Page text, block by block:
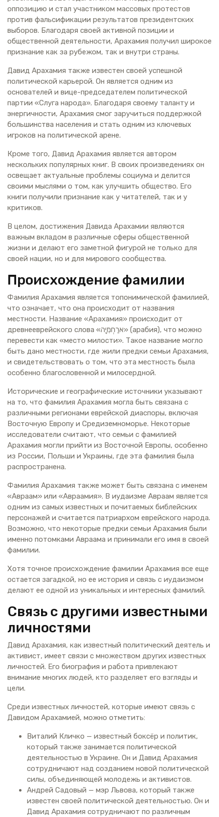
оппозицию и стал участником массовых протестов
против фальсификации результатов президентских
выборов. Благодаря своей активной позиции и
общественной деятельности, Арахамия получил широкое
признание как за рубежом, так и внутри страны.
Давид Арахамия также известен своей успешной
политической карьерой. Он является одним из
основателей и вице-председателем политической
партии «Слуга народа». Благодаря своему таланту и
энергичности, Арахамия смог заручиться поддержкой
большинства населения и стать одним из ключевых
игроков на политической арене.
Кроме того, Давид Арахамия является автором
нескольких популярных книг. В своих произведениях он
освещает актуальные проблемы социума и делится
своими мыслями о том, как улучшить общество. Его
книги получили признание как у читателей, так и у
критиков.
В целом, достижения Давида Арахамии являются
важным вкладом в различные сферы общественной
жизни и делают его заметной фигурой не только для
своей нации, но и для мирового сообщества.
Происхождение фамилии
Фамилия Арахамия является топонимической фамилией,
что означает, что она происходит от названия
местности. Название «Арахамия» происходит от
древнееврейского слова «ארַחְמִיָה» (арабия), что можно
перевести как «место милости». Такое название могло
быть дано местности, где жили предки семьи Арахамия,
и свидетельствовать о том, что эта местность была
особенно благословенной и милосердной.
Исторические и географические источники указывают
на то, что фамилия Арахамия могла быть связана с
различными регионами еврейской диаспоры, включая
Восточную Европу и Средиземноморье. Некоторые
исследователи считают, что семьи с фамилией
Арахамия могли прийти из Восточной Европы, особенно
из России, Польши и Украины, где эта фамилия была
распространена.
Фамилия Арахамия также может быть связана с именем
«Авраам» или «Авраамия». В иудаизме Авраам является
одним из самых известных и почитаемых библейских
персонажей и считается патриархом еврейского народа.
Возможно, что некоторые предки семьи Арахамия были
именно потомками Авраама и принимали его имя в своей
фамилии.
Хотя точное происхождение фамилии Арахамия все еще
остается загадкой, но ее история и связь с иудаизмом
делают ее одной из уникальных и интересных фамилий.
Связь с другими известными
личностями
Давид Арахамия, как известный политический деятель и
активист, имеет связи с множеством других известных
личностей. Его биография и работа привлекают
внимание многих людей, кто разделяет его взгляды и
цели.
Среди известных личностей, которые имеют связь с
Давидом Арахамией, можно отметить:
Виталий Кличко — известный боксёр и политик,
который также занимается политической
деятельностью в Украине. Он и Давид Арахамия
сотрудничают над созданием новой политической
силы, объединяющей молодежь и активистов.
Андрей Садовый — мэр Львова, который также
известен своей политической деятельностью. Он и
Давид Арахамия сотрудничают по различным